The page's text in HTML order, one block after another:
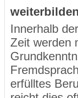
Innerhalb
Zeit werden
erfülltes